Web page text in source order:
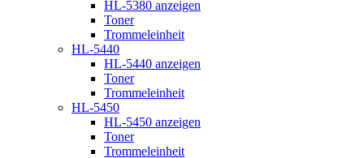
HL-5380 anzeigen
Toner
Trommeleinheit
HL-5440
HL-5440 anzeigen
Toner
Trommeleinheit
HL-5450
HL-5450 anzeigen
Toner
Trommeleinheit